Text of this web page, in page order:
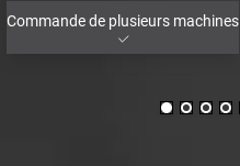
Commande de plusieurs machines